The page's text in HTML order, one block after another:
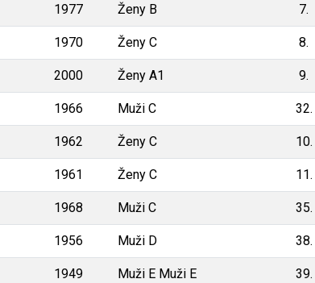
1977 Ženy B 7.
1970 Ženy C 8.
2000 Ženy A1 9.
1966 Muži C 32.
1962 Ženy C 10.
1961 Ženy C 11.
1968 Muži C 35.
1956 Muži D 38.
1949 Muži E Muži E 39.